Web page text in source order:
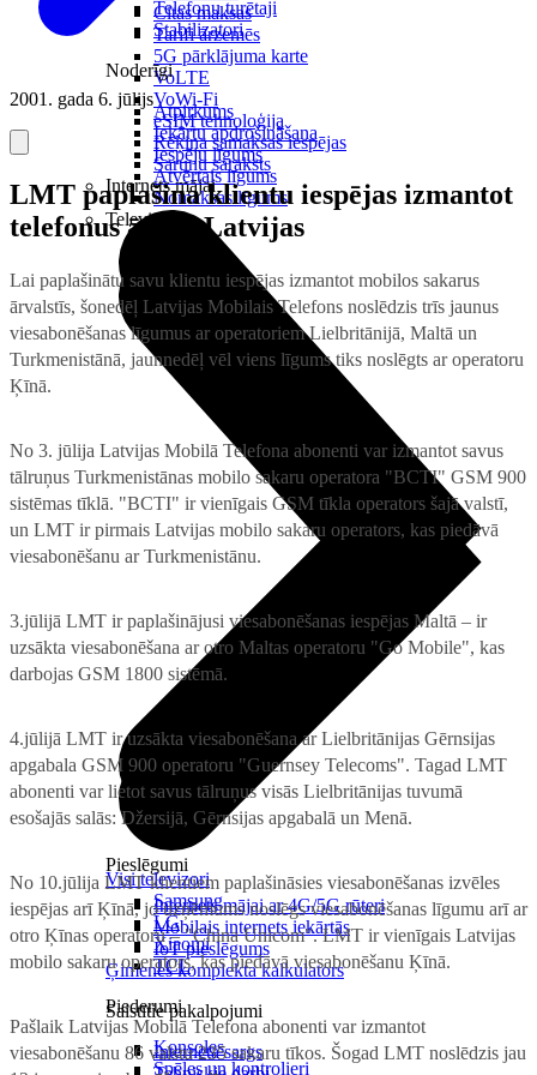
Citas maksas
Tarifi ārzemēs
5G pārklājuma karte
VoLTE
VoWi-Fi
eSIM tehnoloģija
Rēķina samaksas iespējas
Sarunu saraksts
Internets mājai
Pieslēgumi
Internets mājai ar 4G/5G rūteri
Mobilais internets iekārtās
IoT pieslēgums
Ģimenes komplekta kalkulators
Saistītie pakalpojumi
Interneta sargs
Telefonu turētaji
Stabilizatori
Noderīgi
Atpirkums
Iekārtu apdrošināšana
Iespēju līgums
Atvērtais līgums
Nomaksas līgums
Televizori
Visi televizori
Samsung
LG
Xiaomi
TCL
Piederumi
Konsoles
Spēles un kontrolieri
2001. gada 6. jūlijs
LMT paplašina klientu iespējas izmantot
telefonus ārpus Latvijas
Lai paplašinātu savu klientu iespējas izmantot mobilos sakarus
ārvalstīs, šonedēļ Latvijas Mobilais Telefons noslēdzis trīs jaunus
viesabonēšanas līgumus ar operatoriem Lielbritānijā, Maltā un
Turkmenistānā, jaunnedēļ vēl viens līgums tiks noslēgts ar operatoru
Ķīnā.
No 3. jūlija Latvijas Mobilā Telefona abonenti var izmantot savus
tālruņus Turkmenistānas mobilo sakaru operatora "BCTI" GSM 900
sistēmas tīklā. "BCTI" ir vienīgais GSM tīkla operators šajā valstī,
un LMT ir pirmais Latvijas mobilo sakaru operators, kas piedāvā
viesabonēšanu ar Turkmenistānu.
3.jūlijā LMT ir paplašinājusi viesabonēšanas iespējas Maltā – ir
uzsākta viesabonēšana ar otro Maltas operatoru "Go Mobile", kas
darbojas GSM 1800 sistēmā.
4.jūlijā LMT ir uzsākta viesabonēšana ar Lielbritānijas Gērnsijas
apgabala GSM 900 operatoru "Guernsey Telecoms". Tagad LMT
abonenti var lietot savus tālruņus visās Lielbritānijas tuvumā
esošajās salās: Džersijā, Gērnsijas apgabalā un Menā.
No 10.jūlija LMT klientiem paplašināsies viesabonēšanas izvēles
iespējas arī Ķīnā, jo uzņēmums noslēgs viesabonēšanas līgumu arī ar
otro Ķīnas operatoru – "China Unicom". LMT ir vienīgais Latvijas
mobilo sakaru operators, kas piedāvā viesabonēšanu Ķīnā.
Pašlaik Latvijas Mobilā Telefona abonenti var izmantot
viesabonēšanu 86 valstu 235 sakaru tīkos. Šogad LMT noslēdzis jau